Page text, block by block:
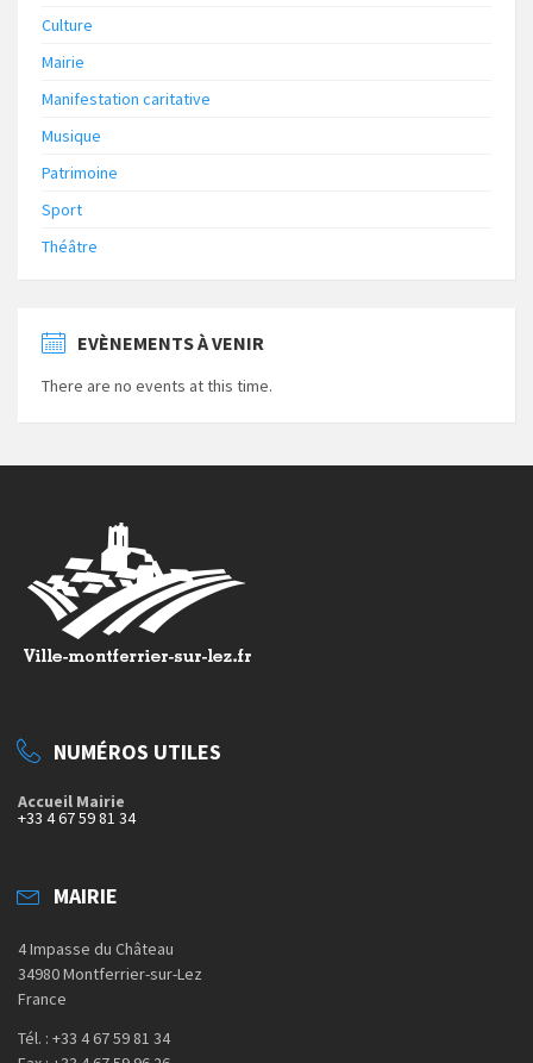
Culture
Mairie
Manifestation caritative
Musique
Patrimoine
Sport
Théâtre
EVÈNEMENTS À VENIR
There are no events at this time.
NUMÉROS UTILES
Accueil Mairie
+33 4 67 59 81 34
MAIRIE
4 Impasse du Château
34980 Montferrier-sur-Lez
France
Tél. : +33 4 67 59 81 34